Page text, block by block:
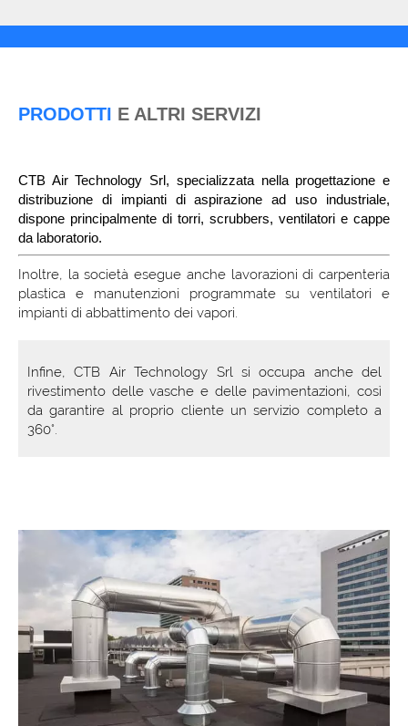
PRODOTTI E ALTRI SERVIZI
CTB Air Technology Srl, specializzata nella progettazione e
distribuzione di impianti di aspirazione ad uso industriale,
dispone principalmente di torri, scrubbers, ventilatori e cappe
da laboratorio.
Inoltre, la società esegue anche lavorazioni di carpenteria
plastica e manutenzioni programmate su ventilatori e
impianti di abbattimento dei vapori.
Infine, CTB Air Technology Srl si occupa anche del
rivestimento delle vasche e delle pavimentazioni, così
da garantire al proprio cliente un servizio completo a
360°.